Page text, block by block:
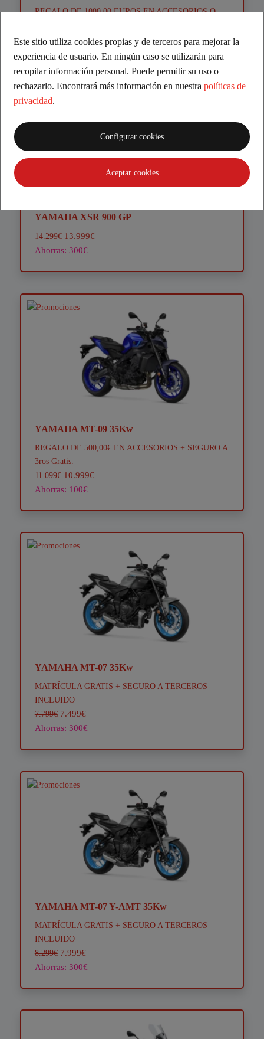
REGALO DE 1000,00 EUROS EN ACCESORIOS O
19.599€
YAMAHA XSR 900 GP
14.299€ 13.999€
Ahorras: 300€
YAMAHA MT-09 35Kw
REGALO DE 500,00€ EN ACCESORIOS + SEGURO A
3ros Gratis.
11.099€ 10.999€
Ahorras: 100€
YAMAHA MT-07 35Kw
MATRÍCULA GRATIS + SEGURO A TERCEROS
INCLUIDO
7.799€ 7.499€
Ahorras: 300€
YAMAHA MT-07 Y-AMT 35Kw
MATRÍCULA GRATIS + SEGURO A TERCEROS
INCLUIDO
8.299€ 7.999€
Ahorras: 300€
Este sitio utiliza cookies propias y de terceros para mejorar la
experiencia de usuario. En ningún caso se utilizarán para
recopilar información personal. Puede permitir su uso o
rechazarlo. Encontrará más información en nuestra políticas de
privacidad.
Configurar cookies
Aceptar cookies